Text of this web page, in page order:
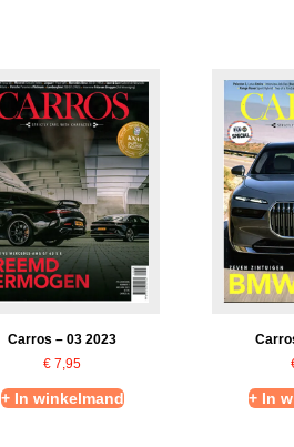
Carros – 03 2023
€ 7,95
+ In winkelmand + In